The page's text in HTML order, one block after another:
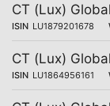
CT (Lux)
ISIN LU1879201678
CT (Lux)
ISIN LU1864956161